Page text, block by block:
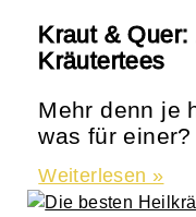
Kraut &
Kräutertees
Mehr denn je
was für einer?
Weiterlesen »